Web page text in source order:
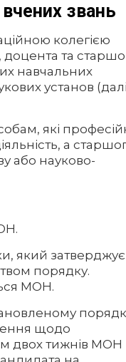
звань
колегією
та
навчальних
установ
які
а
або науково-
який затверджує
порядку.
МОН.
щодо
двох тижнів МОН